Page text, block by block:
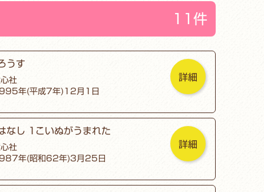
11件
うす
社
年(平成7年)12月1日
詳細
なし 1こいぬがうまれた
社
年(昭和62年)3月25日
詳細